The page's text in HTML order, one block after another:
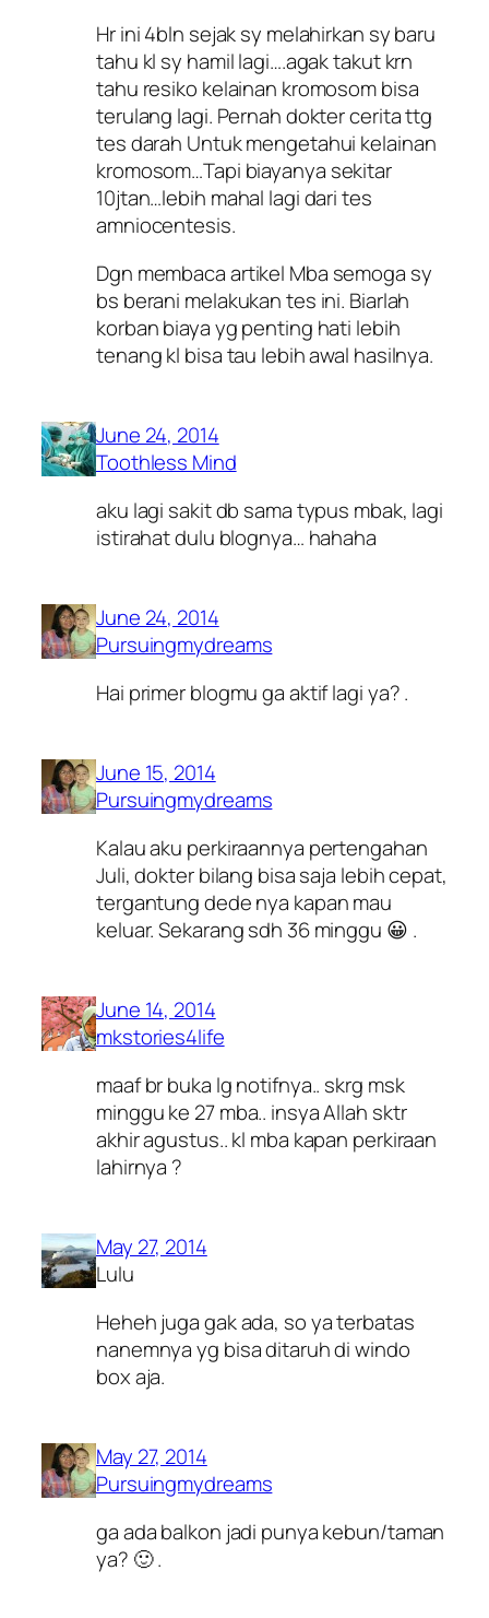
Hr ini 4bln sejak sy melahirkan sy baru
tahu kl sy hamil lagi….agak takut krn
tahu resiko kelainan kromosom bisa
terulang lagi. Pernah dokter cerita ttg
tes darah Untuk mengetahui kelainan
kromosom…Tapi biayanya sekitar
10jtan…lebih mahal lagi dari tes
amniocentesis.
Dgn membaca artikel Mba semoga sy
bs berani melakukan tes ini. Biarlah
korban biaya yg penting hati lebih
tenang kl bisa tau lebih awal hasilnya.
June 24, 2014
Toothless Mind
aku lagi sakit db sama typus mbak, lagi
istirahat dulu blognya… hahaha
June 24, 2014
Pursuingmydreams
Hai primer blogmu ga aktif lagi ya? .
June 15, 2014
Pursuingmydreams
Kalau aku perkiraannya pertengahan
Juli, dokter bilang bisa saja lebih cepat,
tergantung dede nya kapan mau
keluar. Sekarang sdh 36 minggu 😀 .
June 14, 2014
mkstories4life
maaf br buka lg notifnya.. skrg msk
minggu ke 27 mba.. insya Allah sktr
akhir agustus.. kl mba kapan perkiraan
lahirnya ?
May 27, 2014
Lulu
Heheh juga gak ada, so ya terbatas
nanemnya yg bisa ditaruh di windo
box aja.
May 27, 2014
Pursuingmydreams
ga ada balkon jadi punya kebun/taman
ya? 🙂 .